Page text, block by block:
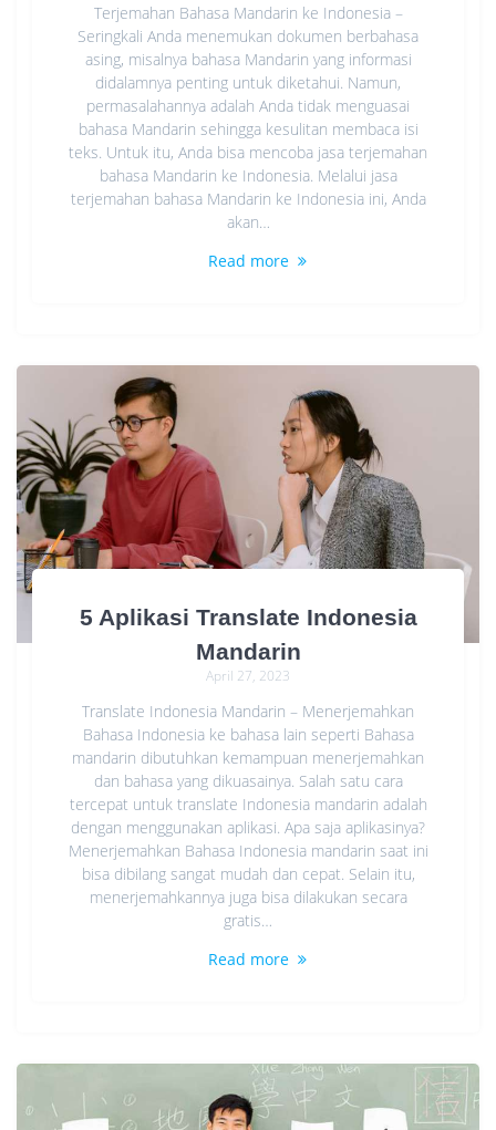
Terjemahan Bahasa Mandarin ke Indonesia –
Seringkali Anda menemukan dokumen berbahasa
asing, misalnya bahasa Mandarin yang informasi
didalamnya penting untuk diketahui. Namun,
permasalahannya adalah Anda tidak menguasai
bahasa Mandarin sehingga kesulitan membaca isi
teks. Untuk itu, Anda bisa mencoba jasa terjemahan
bahasa Mandarin ke Indonesia. Melalui jasa
terjemahan bahasa Mandarin ke Indonesia ini, Anda
akan…
Read more
5 Aplikasi Translate Indonesia
Mandarin
April 27, 2023
Translate Indonesia Mandarin – Menerjemahkan
Bahasa Indonesia ke bahasa lain seperti Bahasa
mandarin dibutuhkan kemampuan menerjemahkan
dan bahasa yang dikuasainya. Salah satu cara
tercepat untuk translate Indonesia mandarin adalah
dengan menggunakan aplikasi. Apa saja aplikasinya?
Menerjemahkan Bahasa Indonesia mandarin saat ini
bisa dibilang sangat mudah dan cepat. Selain itu,
menerjemahkannya juga bisa dilakukan secara
gratis…
Read more